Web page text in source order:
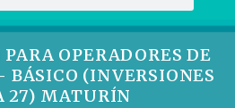
OPERADORES DE
BÁSICO (INVERSIONES
27) MATURÍN